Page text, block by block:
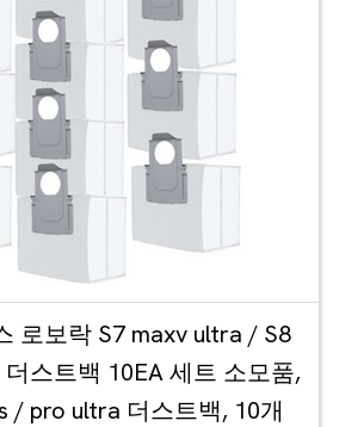
로보락 S7 maxv ultra / S8
스트백 10EA 세트 소모품,
/ pro ultra 더스트백, 10개